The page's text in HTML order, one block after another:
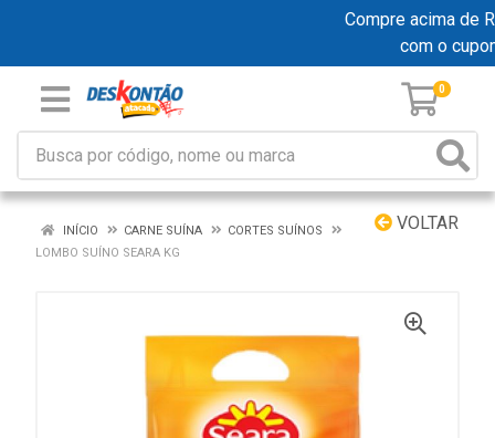
Compre acima de
com o
0
VOLTAR
INÍCIO CARNE SUÍNA
CORTES SUÍNOS
LOMBO SUÍNO SEARA KG